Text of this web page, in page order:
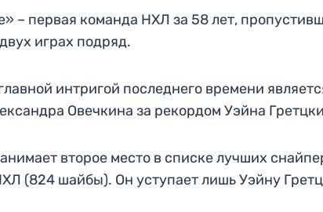
– первая команда НХЛ за 58 лет,
играх подряд.
интригой последнего времени
Овечкина за рекордом Уэйна
второе место в списке лучших
(824 шайбы). Он уступает лишь Уэйну